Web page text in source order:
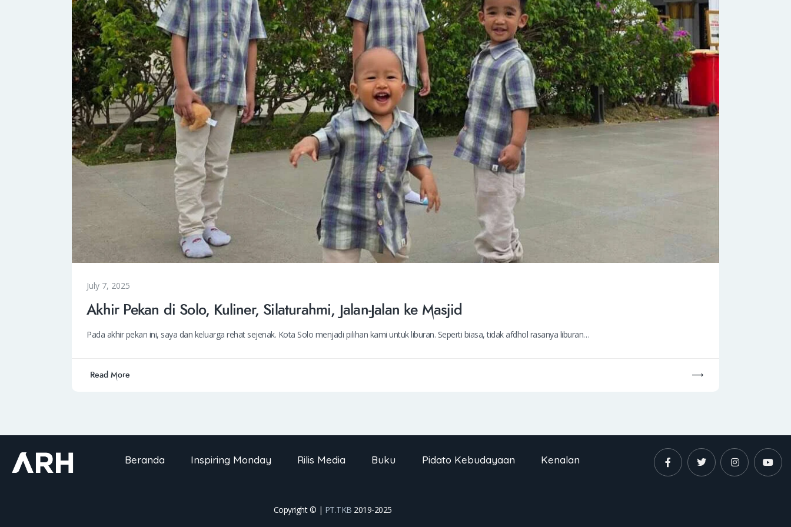
July 7, 2025
Akhir Pekan di Solo, Kuliner, Silaturahmi, Jalan-Jalan ke Masjid
Pada akhir pekan ini, saya dan keluarga rehat sejenak. Kota Solo menjadi pilihan kami untuk liburan. Seperti biasa, tidak afdhol rasanya liburan…
Read More
Beranda Inspiring Monday Rilis Media Buku Pidato Kebudayaan Kenalan
Copyright © | PT.TKB 2019-2025